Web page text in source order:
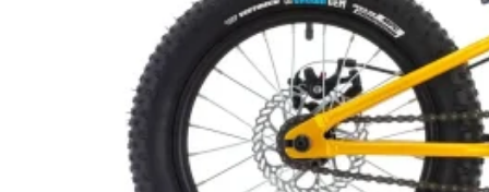
SYKKEL
BYSYKKEL
GRAVEL
CX
LANDEVEI